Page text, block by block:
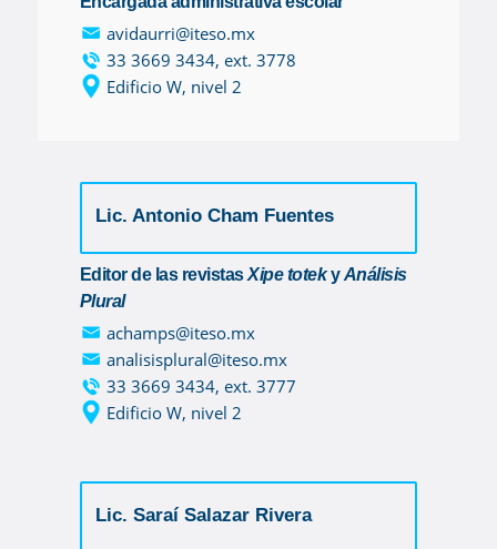
avidaurri@iteso.mx
33 3669 3434, ext. 3778
Edificio W, nivel 2
Lic. Antonio Cham Fuentes
Editor de las revistasXipe totekyAnálisis
Plural
achamps@iteso.mx
analisisplural@iteso.mx
33 3669 3434, ext. 3777
Edificio W, nivel 2
Lic. Saraí Salazar Rivera